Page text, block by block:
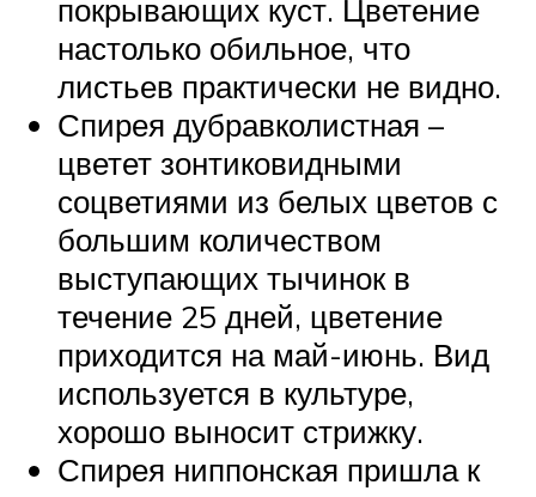
покрывающих куст. Цветение
настолько обильное, что
листьев практически не видно.
Спирея дубравколистная –
цветет зонтиковидными
соцветиями из белых цветов с
большим количеством
выступающих тычинок в
течение 25 дней, цветение
приходится на май-июнь. Вид
используется в культуре,
хорошо выносит стрижку.
Спирея ниппонская пришла к